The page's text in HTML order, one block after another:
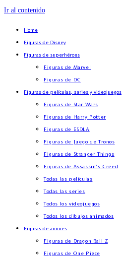
Ir al contenido
Home
Figuras de Disney
Figuras de superhéroes
Figuras de Marvel
Figuras de DC
Figuras de películas, series y videojuegos
Figuras de Star Wars
Figuras de Harry Potter
Figuras de ESDLA
Figuras de Juego de Tronos
Figuras de Stranger Things
Figuras de Assassin’s Creed
Todas las películas
Todas las series
Todos los videojuegos
Todos los dibujos animados
Figuras de animes
Figuras de Dragon Ball Z
Figuras de One Piece